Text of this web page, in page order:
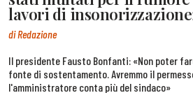
lavori di
di Redazione
Il presidente Fausto Bonfanti: «Non poter
fonte di sostentamento. Avremmo il
l'amministratore conta più del sindaco»